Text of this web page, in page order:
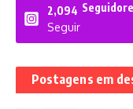
Reformas agrária e
distribuição de renda,
humanos, política
2,094
Seguir
Postagens em